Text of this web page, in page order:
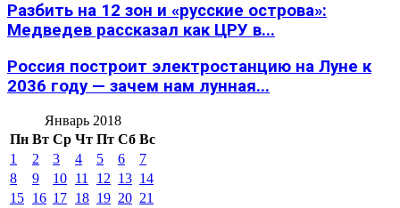
Разбить на 12 зон и «русские острова»:
Медведев рассказал как ЦРУ в...
Россия построит электростанцию на Луне к
2036 году — зачем нам лунная...
Январь 2018
Пн Вт Ср Чт Пт Сб Вс
1
2 3 4 5 6
7
8
9 10 11 12 13 14
15 16 17 18 19 20 21